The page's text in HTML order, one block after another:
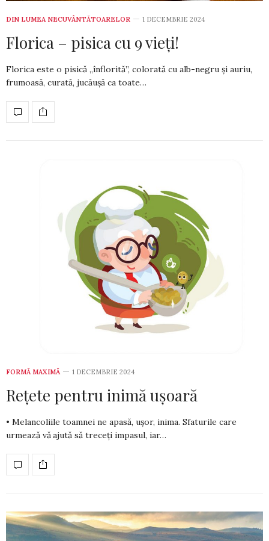
DIN LUMEA NECUVÂNTĂTOARELOR 1 DECEMBRIE 2024
Florica – pisica cu 9 vieți!
Florica este o pisică „înflorită”, colorată cu alb-negru și auriu,
frumoasă, curată, ju­că­ușă ca toate…
FORMĂ MAXIMĂ 1 DECEMBRIE 2024
Rețete pentru inimă ușoară
• Melancoliile toamnei ne apasă, ușor, inima. Sfaturile care
urmează vă ajută să treceți impasul, iar…